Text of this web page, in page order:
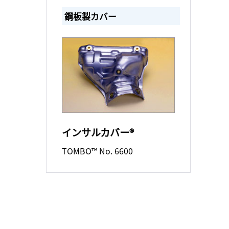
鋼板製カバー
インサルカバー®
TOMBO™ No. 6600